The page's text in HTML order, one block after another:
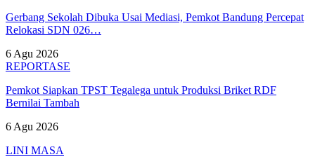
Gerbang Sekolah Dibuka Usai Mediasi, Pemkot Bandung Percepat
Relokasi SDN 026…
6 Agu 2026
REPORTASE
Pemkot Siapkan TPST Tegalega untuk Produksi Briket RDF
Bernilai Tambah
6 Agu 2026
LINI MASA